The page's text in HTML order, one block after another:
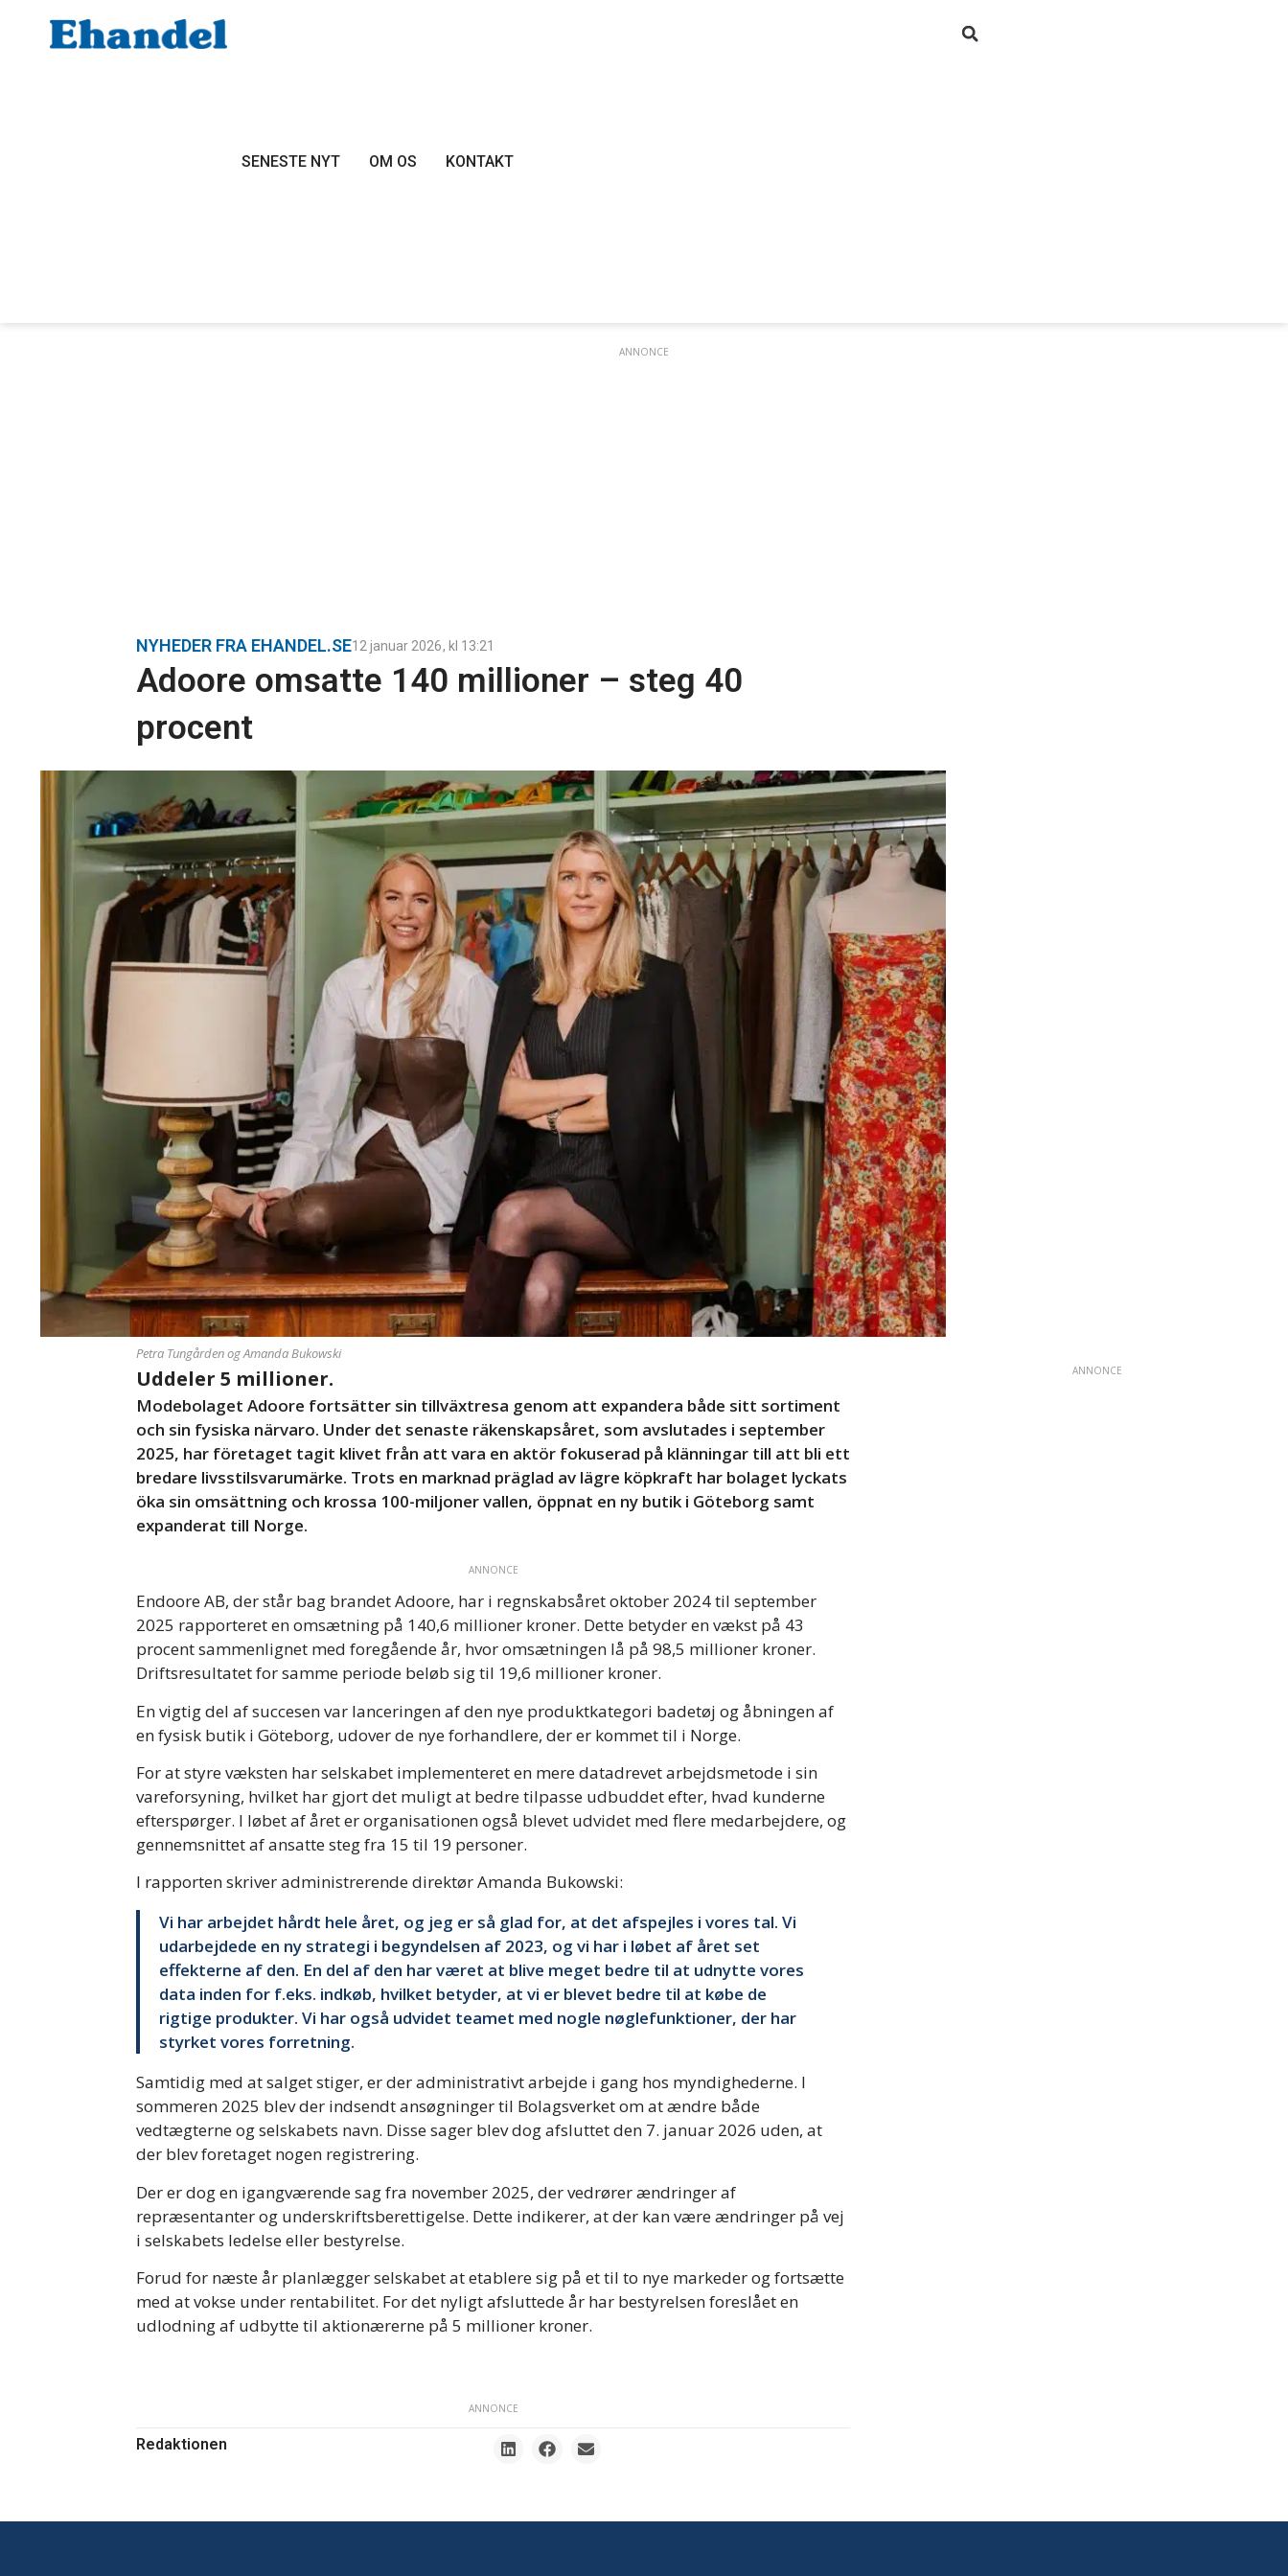
SENESTE NYT OM OS KONTAKT
ANNONCE
NYHEDER FRA EHANDEL.SE12 januar 2026, kl 13:21
Adoore omsatte 140 millioner – steg 40
procent
Petra Tungården og Amanda Bukowski
Uddeler 5 millioner.
Modebolaget Adoore fortsätter sin tillväxtresa genom att expandera både sitt sortiment
och sin fysiska närvaro. Under det senaste räkenskapsåret, som avslutades i september
2025, har företaget tagit klivet från att vara en aktör fokuserad på klänningar till att bli ett
bredare livsstilsvarumärke. Trots en marknad präglad av lägre köpkraft har bolaget lyckats
öka sin omsättning och krossa 100-miljoner vallen, öppnat en ny butik i Göteborg samt
expanderat till Norge.
ANNONCE
Endoore AB, der står bag brandet Adoore, har i regnskabsåret oktober 2024 til september
2025 rapporteret en omsætning på 140,6 millioner kroner. Dette betyder en vækst på 43
procent sammenlignet med foregående år, hvor omsætningen lå på 98,5 millioner kroner.
Driftsresultatet for samme periode beløb sig til 19,6 millioner kroner.
En vigtig del af succesen var lanceringen af den nye produktkategori badetøj og åbningen af
en fysisk butik i Göteborg, udover de nye forhandlere, der er kommet til i Norge.
For at styre væksten har selskabet implementeret en mere datadrevet arbejdsmetode i sin
vareforsyning, hvilket har gjort det muligt at bedre tilpasse udbuddet efter, hvad kunderne
efterspørger. I løbet af året er organisationen også blevet udvidet med flere medarbejdere, og
gennemsnittet af ansatte steg fra 15 til 19 personer.
I rapporten skriver administrerende direktør Amanda Bukowski:
Vi har arbejdet hårdt hele året, og jeg er så glad for, at det afspejles i vores tal. Vi
udarbejdede en ny strategi i begyndelsen af 2023, og vi har i løbet af året set
effekterne af den. En del af den har været at blive meget bedre til at udnytte vores
data inden for f.eks. indkøb, hvilket betyder, at vi er blevet bedre til at købe de
rigtige produkter. Vi har også udvidet teamet med nogle nøglefunktioner, der har
styrket vores forretning.
Samtidig med at salget stiger, er der administrativt arbejde i gang hos myndighederne. I
sommeren 2025 blev der indsendt ansøgninger til Bolagsverket om at ændre både
vedtægterne og selskabets navn. Disse sager blev dog afsluttet den 7. januar 2026 uden, at
der blev foretaget nogen registrering.
Der er dog en igangværende sag fra november 2025, der vedrører ændringer af
repræsentanter og underskriftsberettigelse. Dette indikerer, at der kan være ændringer på vej
i selskabets ledelse eller bestyrelse.
Forud for næste år planlægger selskabet at etablere sig på et til to nye markeder og fortsætte
med at vokse under rentabilitet. For det nyligt afsluttede år har bestyrelsen foreslået en
udlodning af udbytte til aktionærerne på 5 millioner kroner.
ANNONCE
Redaktionen
ANNONCE